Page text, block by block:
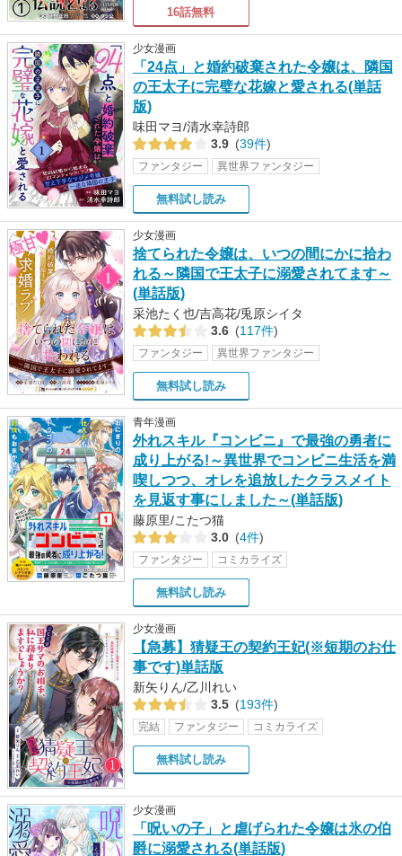
16話無料
少女漫画
「24点」と婚約破棄された令嬢は、隣国
の王太子に完璧な花嫁と愛される(単話
版)
味田マヨ/清水幸詩郎
3.9 (39件)
ファンタジー 異世界ファンタジー
無料試し読み
少女漫画
捨てられた令嬢は、いつの間にかに拾わ
れる～隣国で王太子に溺愛されてます～
(単話版)
采池たく也/吉高花/兎原シイタ
3.6 (117件)
ファンタジー 異世界ファンタジー
無料試し読み
青年漫画
外れスキル『コンビニ』で最強の勇者に
成り上がる!～異世界でコンビニ生活を満
喫しつつ、オレを追放したクラスメイト
を見返す事にしました～(単話版)
藤原里/こたつ猫
3.0 (4件)
ファンタジー コミカライズ
無料試し読み
少女漫画
【急募】猜疑王の契約王妃(※短期のお仕
事です)単話版
新矢りん/乙川れい
3.5 (193件)
完結 ファンタジー コミカライズ
無料試し読み
少女漫画
「呪いの子」と虐げられた令嬢は氷の伯
爵に溺愛される(単話版)